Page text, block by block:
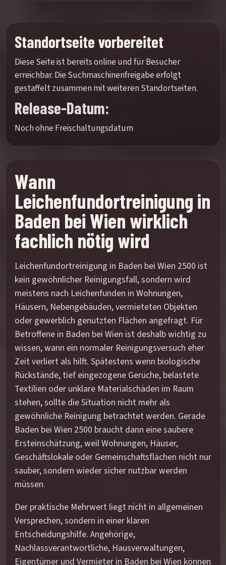
Standortseite vorbereitet
Diese Seite ist bereits online und für Besucher
erreichbar. Die Suchmaschinenfreigabe erfolgt
gestaffelt zusammen mit weiteren Standortseiten.
Release-Datum:
Noch ohne Freischaltungsdatum
Wann
Leichenfundortreinigung in
Baden bei Wien wirklich
fachlich nötig wird
Leichenfundortreinigung in Baden bei Wien 2500 ist
kein gewöhnlicher Reinigungsfall, sondern wird
meistens nach Leichenfunden in Wohnungen,
Häusern, Nebengebäuden, vermieteten Objekten
oder gewerblich genutzten Flächen angefragt. Für
Betroffene in Baden bei Wien ist deshalb wichtig zu
wissen, wann ein normaler Reinigungsversuch eher
Zeit verliert als hilft. Spätestens wenn biologische
Rückstände, tief eingezogene Gerüche, belastete
Textilien oder unklare Materialschäden im Raum
stehen, sollte die Situation nicht mehr als
gewöhnliche Reinigung betrachtet werden. Gerade
Baden bei Wien 2500 braucht dann eine saubere
Ersteinschätzung, weil Wohnungen, Häuser,
Geschäftslokale oder Gemeinschaftsflächen nicht nur
sauber, sondern wieder sicher nutzbar werden
müssen.
Der praktische Mehrwert liegt nicht in allgemeinen
Versprechen, sondern in einer klaren
Entscheidungshilfe. Angehörige,
Nachlassverantwortliche, Hausverwaltungen,
Eigentümer und Vermieter in Baden bei Wien können